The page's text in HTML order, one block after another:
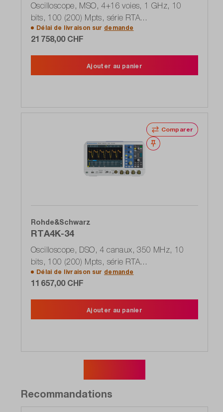
Oscilloscope, MSO, 4+16 voies, 1 GHz, 10
bits, 100 (200) Mpts, série RTA
(1335.7700P65)
Délai de livraison sur demande
21 758,00 CHF
Ajouter au panier
Comparer
Noter
Rohde&Schwarz
RTA4K-34
Oscilloscope, DSO, 4 canaux, 350 MHz, 10
bits, 100 (200) Mpts, série RTA
(1335.7700P34)
Délai de livraison sur demande
11 657,00 CHF
Ajouter au panier
Recommandations